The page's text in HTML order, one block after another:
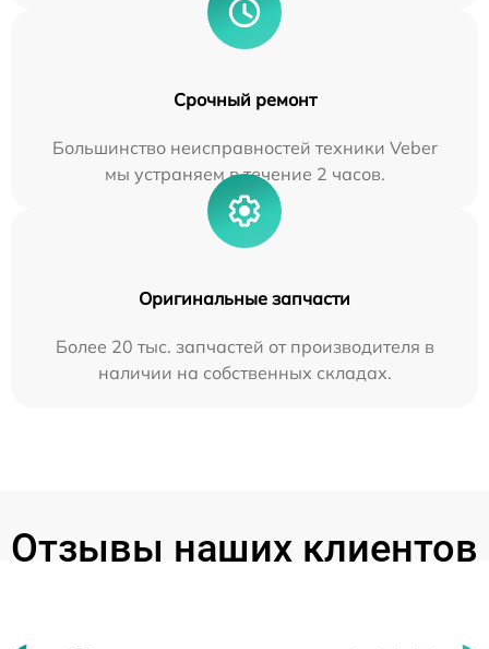
Срочный ремонт
Большинство неисправностей техники Veber
мы устраняем в течение 2 часов.
Оригинальные запчасти
Более 20 тыс. запчастей от производителя в
наличии на собственных складах.
Отзывы наших клиентов